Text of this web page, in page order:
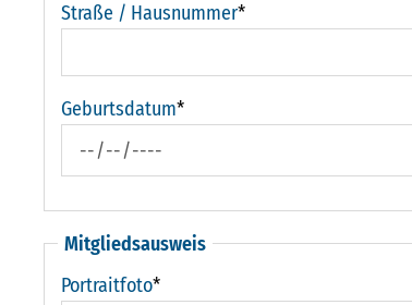
Straße / Hausnummer*
Geburtsdatum*
Mitgliedsausweis
Portraitfoto*